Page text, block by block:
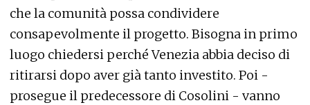
che la comunità possa condividere
consapevolmente il progetto. Bisogna in primo
luogo chiedersi perché Venezia abbia deciso di
ritirarsi dopo aver già tanto investito. Poi -
prosegue il predecessore di Cosolini - vanno